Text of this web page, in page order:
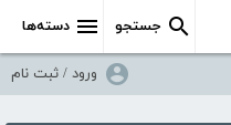
دسته‌ها جستجو
ورود / ثبت نام